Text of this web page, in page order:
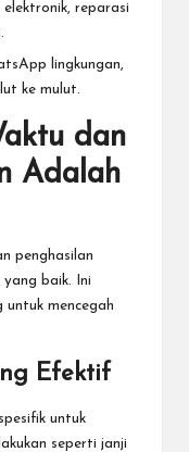
elektronik, reparasi
lingkungan,
ke mulut.
dan
Adalah
penghasilan
baik. Ini
mencegah
Efektif
untuk
seperti janji